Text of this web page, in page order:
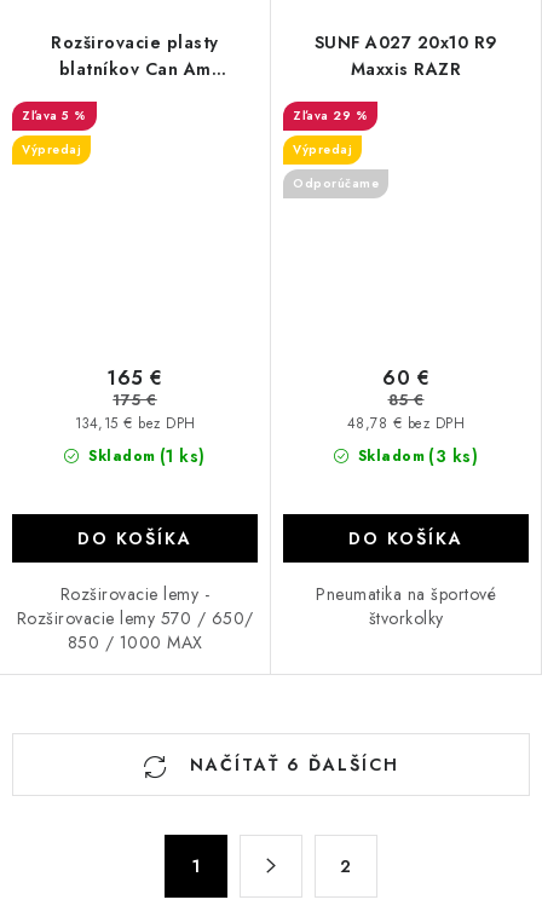
Rozširovacie plasty
blatníkov Can Am
Outlander G2 570 / 650/
850 / 1000 MAX
5 %
Výpredaj
Skladom (1 ks)
134,15 € bez DPH
165 €
175 €
DO KOŠÍKA
Rozširovacie lemy -
Rozširovacie lemy 570 / 650/
850 / 1000 MAX
SUNF A027 20x10 R9
Maxxis RAZR
29 %
Výpredaj
Odporúčame
Skladom (3 ks)
48,78 € bez DPH
60 €
85 €
DO KOŠÍKA
Pneumatika na športové
štvorkolky
O
NAČÍTAŤ 6 ĎALŠÍCH
1 2